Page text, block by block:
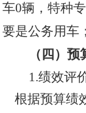
车0辆 ， 特种
要是公务用车
（四）
1.绩效评
根据预算绩